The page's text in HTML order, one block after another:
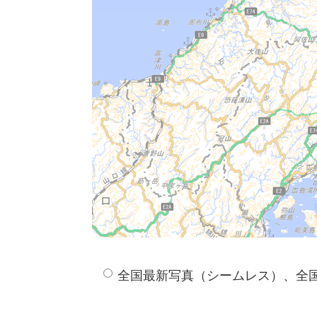
全国最新写真（シームレス）、全